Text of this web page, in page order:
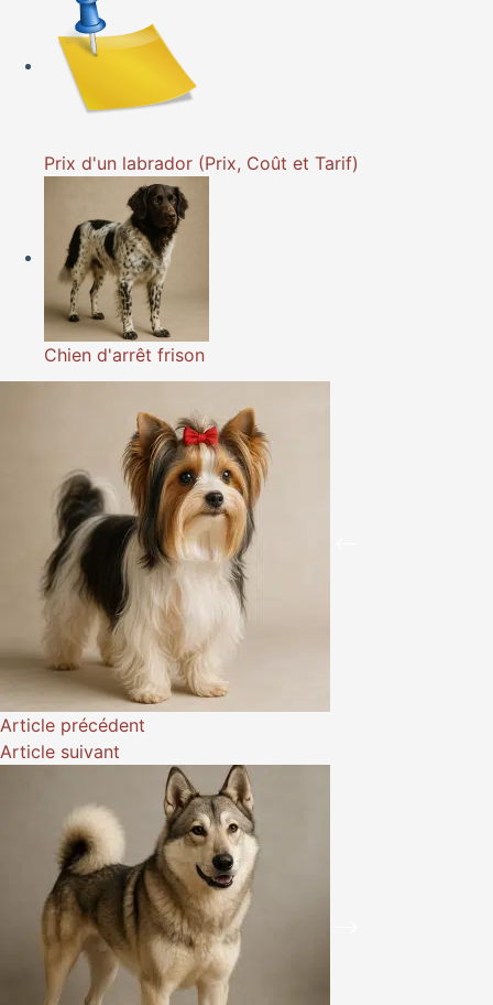
Prix d'un labrador (Prix, Coût et Tarif)
Chien d'arrêt frison
Article précédent
Article suivant